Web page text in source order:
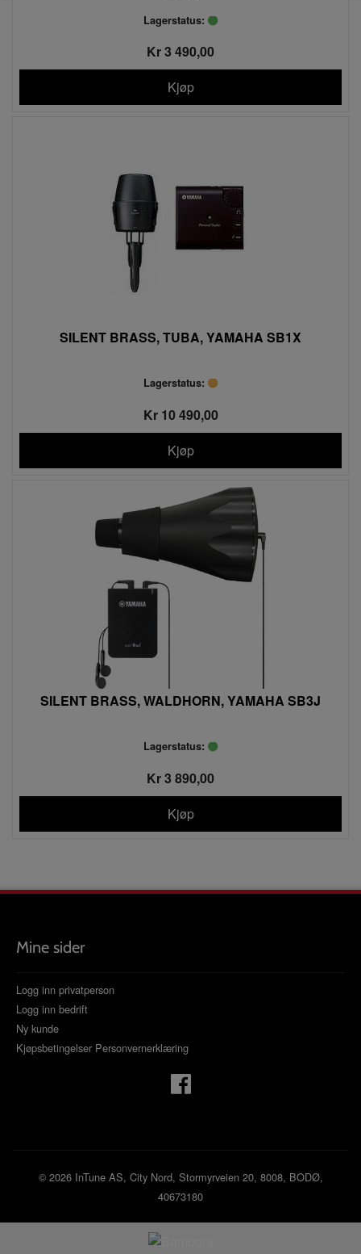
Lagerstatus:
Kr 3 490,00
Kjøp
SILENT BRASS, TUBA, YAMAHA SB1X
Lagerstatus:
Kr 10 490,00
Kjøp
SILENT BRASS, WALDHORN, YAMAHA SB3J
Lagerstatus:
Kr 3 890,00
Kjøp
Mine sider
Logg inn privatperson
Logg inn bedrift
Ny kunde
Kjøpsbetingelser Personvernerklæring
© 2026 InTune AS, City Nord, Stormyrveien 20, 8008, BODØ,
40673180